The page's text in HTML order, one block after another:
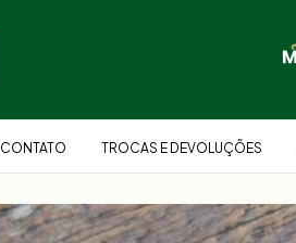
CONTATO TROCAS E DEVOLUÇÕES